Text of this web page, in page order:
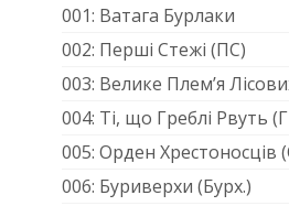
001: Ватага Бурлаки
002: Перші Cтежі (ПС)
003: Велике Плем’я
004: Ті, що Греблі Рвуть
005: Орден Хрестоносців
006: Буриверхи (Бурх.)